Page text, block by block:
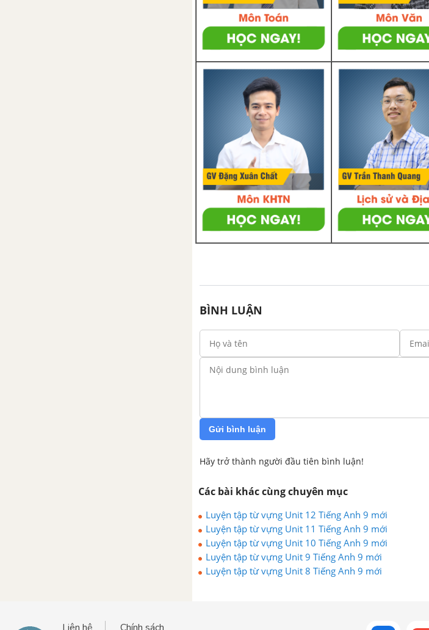
BÌNH LUẬN
Gửi bình luận
Hãy trở thành người đầu tiên bình luận!
Các bài khác cùng chuyên mục
Luyện tập từ vựng Unit 12 Tiếng Anh 9 mới
Luyện tập từ vựng Unit 11 Tiếng Anh 9 mới
Luyện tập từ vựng Unit 10 Tiếng Anh 9 mới
Luyện tập từ vựng Unit 9 Tiếng Anh 9 mới
Luyện tập từ vựng Unit 8 Tiếng Anh 9 mới